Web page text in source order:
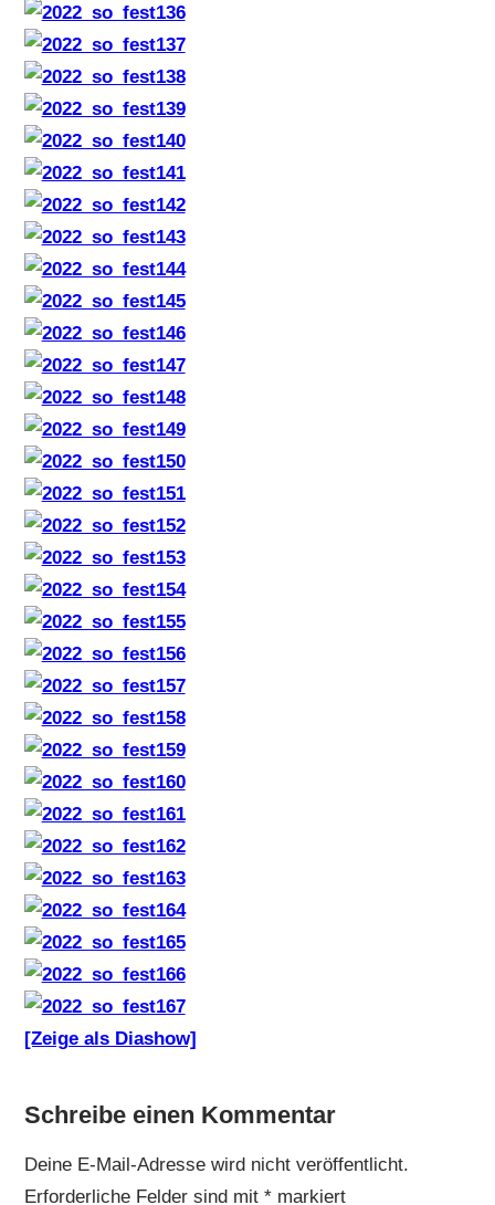
[Zeige als Diashow]
Schreibe einen Kommentar
Deine E-Mail-Adresse wird nicht veröffentlicht.
Erforderliche Felder sind mit *markiert